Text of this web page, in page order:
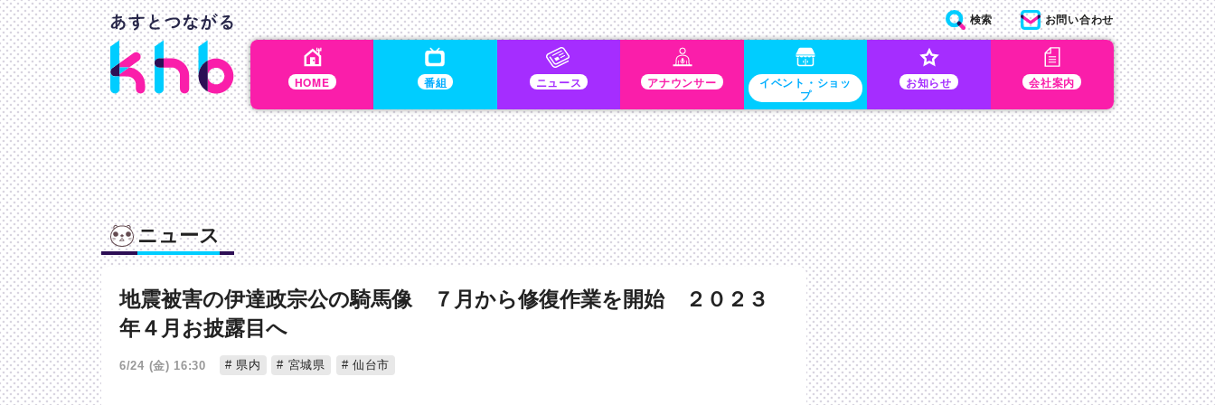
HOME 番組 ニュース アナウンサー イベント・ショッ
プ
お知らせ 会社案内
検索 お問い合わせ
ニュース
地震被害の伊達政宗公の騎馬像 ７月から修復作業を開始 ２０２３
年４月お披露目へ
6/24 (金) 16:30 県内 宮城県 仙台市